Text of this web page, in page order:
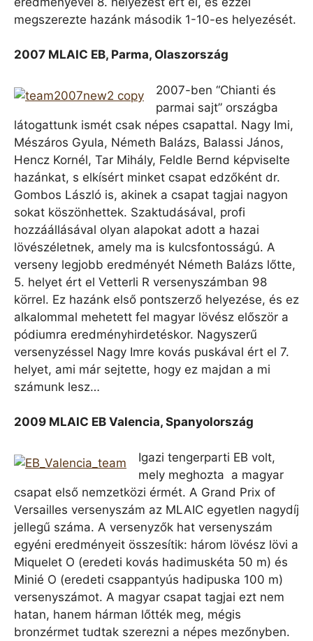
megszerezte hazánk második 1-10-es helyezését.
2007 MLAIC EB, Parma, Olaszország
2007-ben “Chianti és
parmai sajt” országba
látogattunk ismét csak népes csapattal. Nagy Imi,
Mészáros Gyula, Németh Balázs, Balassi János,
Hencz Kornél, Tar Mihály, Feldle Bernd képviselte
hazánkat, s elkísért minket csapat edzőként dr.
Gombos László is, akinek a csapat tagjai nagyon
sokat köszönhettek. Szaktudásával, profi
hozzáállásával olyan alapokat adott a hazai
lövészéletnek, amely ma is kulcsfontosságú. A
verseny legjobb eredményét Németh Balázs lőtte,
5. helyet ért el Vetterli R versenyszámban 98
körrel. Ez hazánk első pontszerző helyezése, és ez
alkalommal mehetett fel magyar lövész először a
pódiumra eredményhirdetéskor. Nagyszerű
versenyzéssel Nagy Imre kovás puskával ért el 7.
helyet, ami már sejtette, hogy ez majdan a mi
számunk lesz…
2009 MLAIC EB Valencia, Spanyolország
Igazi tengerparti EB volt,
mely meghozta a magyar
csapat első nemzetközi érmét. A Grand Prix of
Versailles versenyszám az MLAIC egyetlen nagydíj
jellegű száma. A versenyzők hat versenyszám
egyéni eredményeit összesítik: három lövész lövi a
Miquelet O (eredeti kovás hadimuskéta 50 m) és
Minié O (eredeti csappantyús hadipuska 100 m)
versenyszámot. A magyar csapat tagjai ezt nem
hatan, hanem hárman lőtték meg, mégis
bronzérmet tudtak szerezni a népes mezőnyben.